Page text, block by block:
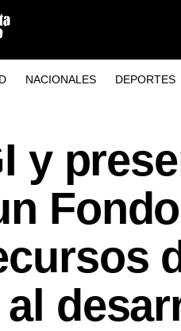
NACIONALES DEPORTES
y
Fondo